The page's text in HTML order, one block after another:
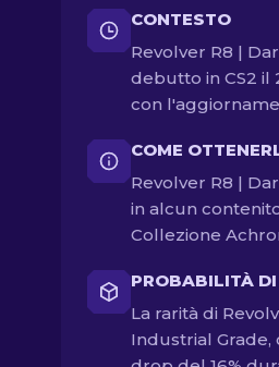
CONTESTO
Revolver R8 |
debutto in CS2 il
con
COME
Revolver R8 |
in alcun
Collezione
PROBABILITÀ DI
La rarità di
Industrial